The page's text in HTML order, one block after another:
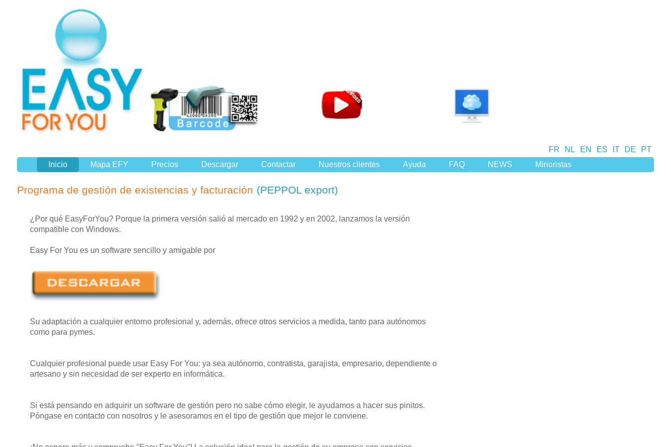
FR NL EN ES IT DE PT
Inicio Mapa EFY Precios Descargar Contactar Nuestros clientes Ayuda FAQ NEWS Minoristas
Programa de gestión de existencias y facturación (PEPPOL export)
¿Por qué EasyForYou? Porque la primera versión salió al mercado en 1992 y en 2002, lanzamos la versión
compatible con Windows.
Easy For You es un software sencillo y amigable por
Su adaptación a cualquier entorno profesional y, además, ofrece otros servicios a medida, tanto para autónomos
como para pymes.
Cualquier profesional puede usar Easy For You: ya sea autónomo, contratista, garajista, empresario, dependiente o
artesano y sin necesidad de ser experto en informática.
Si está pensando en adquirir un software de gestión pero no sabe cómo elegir, le ayudamos a hacer sus pinitos.
Póngase en contacto con nosotros y le asesoramos en el tipo de gestión que mejor le conviene.